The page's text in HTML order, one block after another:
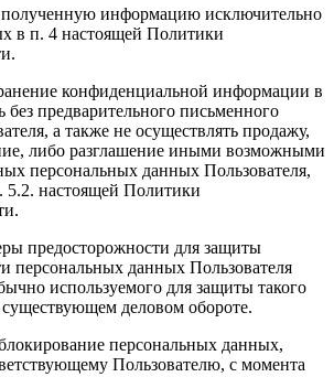
полученную информацию исключительно
в п. 4 настоящей Политики
конфиденциальной информации в
без предварительного письменного
а также не осуществлять продажу,
либо разглашение иными возможными
персональных данных Пользователя,
5.2. настоящей Политики
предосторожности для защиты
персональных данных Пользователя
используемого для защиты такого
деловом обороте.
персональных данных,
Пользователю, с момента